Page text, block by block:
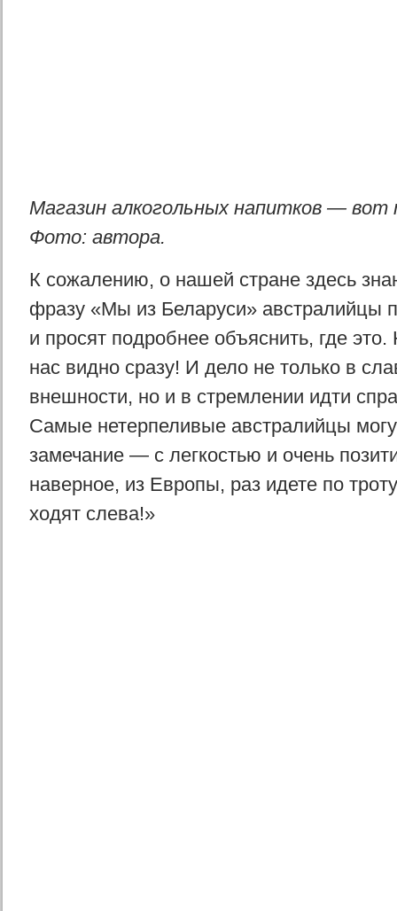
Магазин алкогольных напитков —
Фото: автора.
К сожалению, о нашей стране здесь
фразу «Мы из Беларуси» австралийцы
и просят подробнее объяснить, где
нас видно сразу! И дело не только в
внешности, но и в стремлении идти
Самые нетерпеливые австралийцы
замечание — с легкостью и очень
наверное, из Европы, раз идете по
ходят слева!»